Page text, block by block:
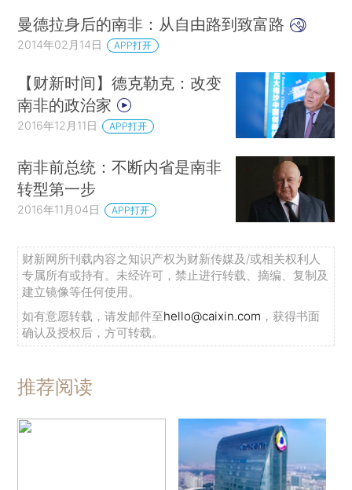
曼德拉身后的南非：从自由路到致富路
2014年02月14日 APP打开
【财新时间】德克勒克：改变
南非的政治家
2016年12月11日 APP打开
南非前总统：不断内省是南非
转型第一步
2016年11月04日 APP打开
财新网所刊载内容之知识产权为财新传媒及/或相关权利人
专属所有或持有。未经许可，禁止进行转载、摘编、复制及
建立镜像等任何使用。
如有意愿转载，请发邮件至hello@caixin.com ，获得书面
确认及授权后，方可转载。
推荐阅读